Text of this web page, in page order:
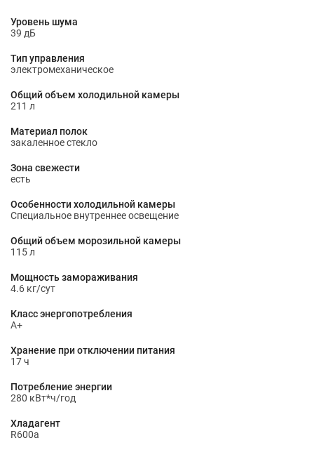
Уровень шума
39 дБ
Тип управления
электромеханическое
Общий объем холодильной камеры
211 л
Материал полок
закаленное стекло
Зона свежести
есть
Особенности холодильной камеры
Специальное внутреннее освещение
Общий объем морозильной камеры
115 л
Мощность замораживания
4.6 кг/сут
Класс энергопотребления
A+
Хранение при отключении питания
17 ч
Потребление энергии
280 кВт*ч/год
Хладагент
R600a